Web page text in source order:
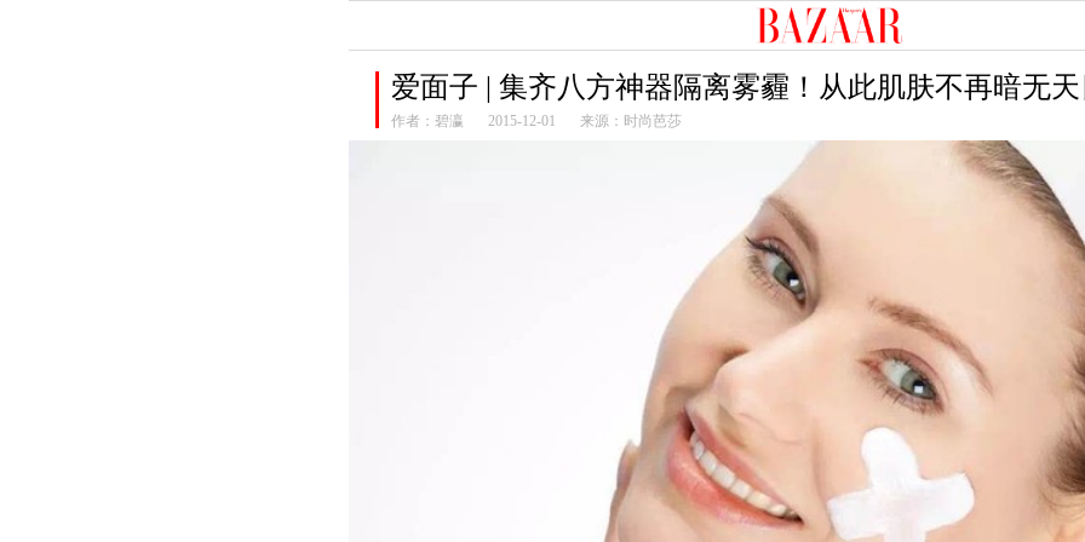
爱面子 | 集齐八方神器隔离雾霾！从此肌肤不再暗无
作者： 碧瀛 2015-12-01 来源：时尚芭莎